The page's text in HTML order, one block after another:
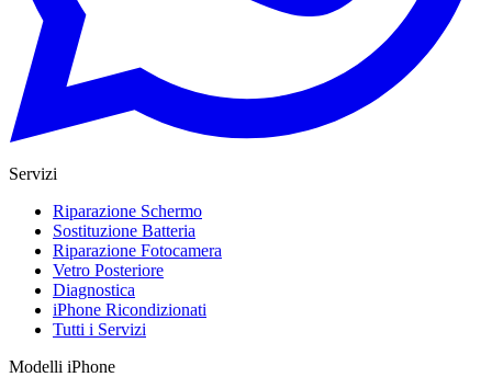
Servizi
Riparazione Schermo
Sostituzione Batteria
Riparazione Fotocamera
Vetro Posteriore
Diagnostica
iPhone Ricondizionati
Tutti i Servizi
Modelli iPhone